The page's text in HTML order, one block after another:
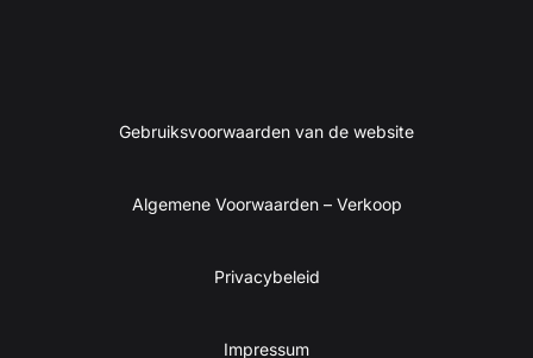
Gebruiksvoorwaarden van de website
Algemene Voorwaarden – Verkoop
Privacybeleid
Impressum